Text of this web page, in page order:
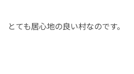
とても居心地の良い村なのです。